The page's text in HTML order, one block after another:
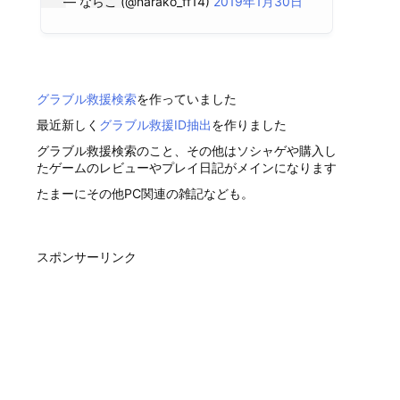
グラブル救援検索を作っていました
最近新しく グラブル救援ID抽出を作りました
グラブル救援検索のこと、その他はソシャゲや購入し
たゲームのレビューやプレイ日記がメインになります
たまーにその他PC関連の雑記なども。
スポンサーリンク